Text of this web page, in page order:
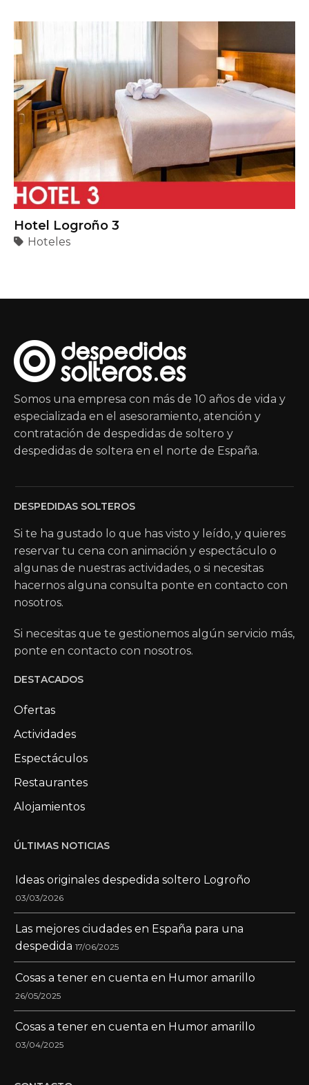
Hotel Logroño 3
Hoteles
Somos una empresa con más de 10 años de vida y
especializada en el asesoramiento, atención y
contratación de despedidas de soltero y
despedidas de soltera en el norte de España.
DESPEDIDAS SOLTEROS
Si te ha gustado lo que has visto y leído, y quieres
reservar tu cena con animación y espectáculo o
algunas de nuestras actividades, o si necesitas
hacernos alguna consulta ponte en contacto con
nosotros.
Si necesitas que te gestionemos algún servicio más,
ponte en contacto con nosotros.
DESTACADOS
Ofertas
Actividades
Espectáculos
Restaurantes
Alojamientos
ÚLTIMAS NOTICIAS
Ideas originales despedida soltero Logroño
03/03/2026
Las mejores ciudades en España para una
despedida 17/06/2025
Cosas a tener en cuenta en Humor amarillo
26/05/2025
Cosas a tener en cuenta en Humor amarillo
03/04/2025